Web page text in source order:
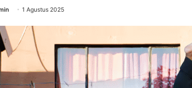
1 Agustus 2025